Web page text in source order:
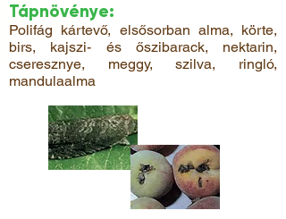
Tápnövénye:
Polifág kártevő, elsősorban alma, körte,
birs, kajszi- és őszibarack, nektarin,
cseresznye, meggy, szilva, ringló,
mandulaalma